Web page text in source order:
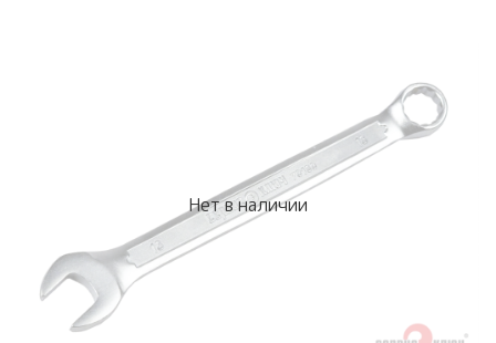
Нет в наличии